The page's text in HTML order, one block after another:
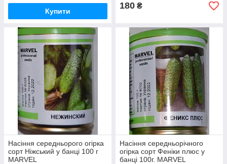
Купити
180 ₴
Насіння середньорого огірка
сорт Ніжський у банці 100 г
MARVEL
Насіння середньорічного
огірка сорт Феніки плюс у
банці 100г. MARVEL